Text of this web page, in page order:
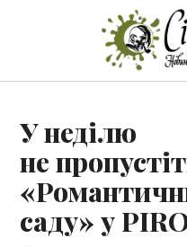
У неділю
не
саду» у